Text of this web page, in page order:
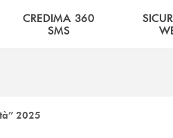
CREDIMA 360
SMS
2025